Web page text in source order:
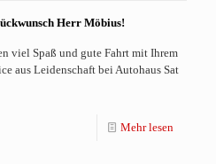
Herr Möbius!
viel Spaß und gute Fahrt mit Ihrem
aus Leidenschaft bei Autohaus Sat
Mehr lesen